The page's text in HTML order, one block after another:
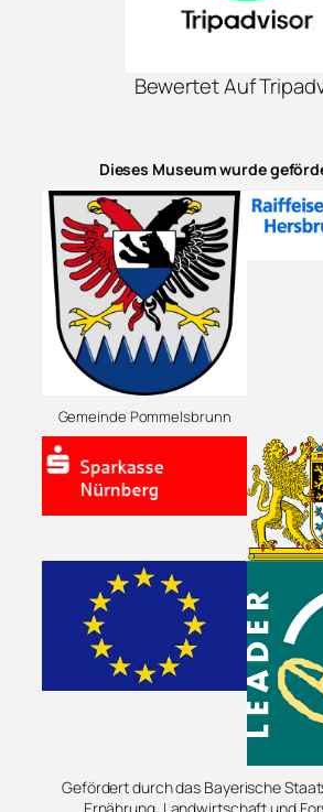
Bewertet Auf
Dieses Museum wurde
Gemeinde Pommelsbrunn
Gefördert durch das Bayerische